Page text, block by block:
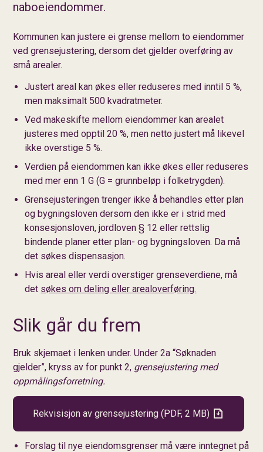
naboeiendommer.
Kommunen kan justere ei grense mellom to eiendommer
ved grensejustering, dersom det gjelder overføring av
små arealer.
Justert areal kan økes eller reduseres med inntil 5 %,
men maksimalt 500 kvadratmeter.
Ved makeskifte mellom eiendommer kan arealet
justeres med opptil 20 %, men netto justert må likevel
ikke overstige 5 %.
Verdien på eiendommen kan ikke økes eller reduseres
med mer enn 1 G (G = grunnbeløp i folketrygden).
Grensejusteringen trenger ikke å behandles etter plan
og bygningsloven dersom den ikke er i strid med
konsesjonsloven, jordloven § 12 eller rettslig
bindende planer etter plan- og bygningsloven. Da må
det søkes dispensasjon.
Hvis areal eller verdi overstiger grenseverdiene, må
det søkes om deling eller arealoverføring.
Slik går du frem
Bruk skjemaet i lenken under. Under 2a “Søknaden
gjelder”, kryss av for punkt 2, grensejustering med
oppmålingsforretning.
Rekvisisjon av grensejustering (PDF, 2 MB)
Forslag til nye eiendomsgrenser må være inntegnet på